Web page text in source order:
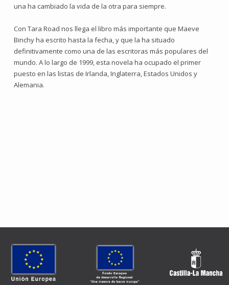
una ha cambiado la vida de la otra para siempre.
Con Tara Road nos llega el libro más importante que Maeve
Binchy ha escrito hasta la fecha, y que la ha situado
definitivamente como una de las escritoras más populares del
mundo. A lo largo de 1999, esta novela ha ocupado el primer
puesto en las listas de Irlanda, Inglaterra, Estados Unidos y
Alemania.